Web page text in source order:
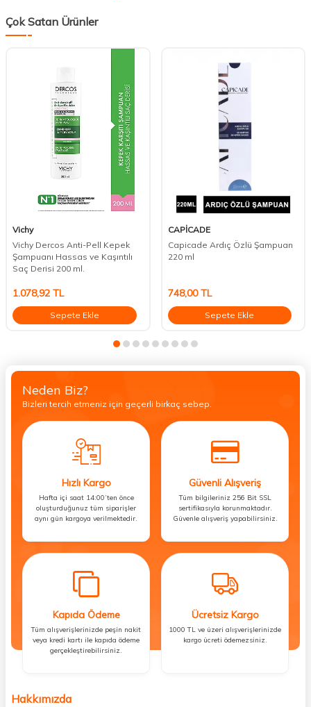
Çok Satan Ürünler
Vichy
Vichy Dercos Anti-Pell Kepek
Şampuanı Hassas ve Kaşıntılı
Saç Derisi 200 ml.
1.078,92 TL
Sepete Ekle
CAPİCADE
Capicade Ardıç Özlü Şampuan
220 ml
748,00TL
Sepete Ekle
Neden Biz?
Bizleri tercih etmeniz için geçerli birkaç sebep.
Hızlı Kargo
Hafta içi saat 14:00’ten önce
oluşturduğunuz tüm siparişler
aynı gün kargoya verilmektedir.
Güvenli Alışveriş
Tüm bilgileriniz 256 Bit SSL
sertifikasıyla korunmaktadır.
Güvenle alışveriş yapabilirsiniz.
Kapıda Ödeme
Tüm alışverişlerinizde peşin nakit
veya kredi kartı ile kapıda ödeme
gerçekleştirebilirsiniz.
Ücretsiz Kargo
1000 TL ve üzeri alışverişlerinizde
kargo ücreti ödemezsiniz.
Hakkımızda